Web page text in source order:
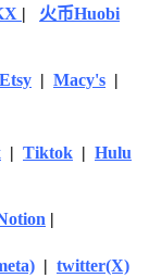
| 火币Huobi
| Macy's |
| Tiktok | Hulu
|
| twitter(X)